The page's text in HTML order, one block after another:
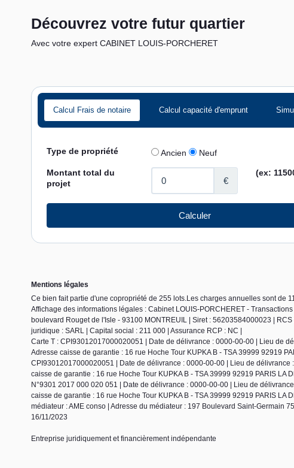
Découvrez votre futur quartier
Avec votre expert CABINET LOUIS-PORCHERET
Calcul Frais de notaire Calcul capacité d'emprunt
Mentions légales
Ce bien fait partie d'une copropriété de 255 lots.Les charges annuelles sont de
Affichage des informations légales : Cabinet LOUIS-PORCHERET -
boulevard Rouget de l'Isle - 93100 MONTREUIL | Siret : 56203584000023 |
juridique : SARL | Capital social : 211 000 | Assurance RCP : NC |
Carte T : CPI93012017000020051 | Date de délivrance : 0000-00-00 | Lieu de
Adresse caisse de garantie : 16 rue Hoche Tour KUPKA B - TSA 39999 92919
CPI93012017000020051 | Date de délivrance : 0000-00-00 | Lieu de
caisse de garantie : 16 rue Hoche Tour KUPKA B - TSA 39999 92919 PARIS
N°9301 2017 000 020 051 | Date de délivrance : 0000-00-00 | Lieu de
caisse de garantie : 16 rue Hoche Tour KUPKA B - TSA 39999 92919 PARIS
médiateur : AME conso | Adresse du médiateur : 197 Boulevard Saint-Germain
16/11/2023
Entreprise juridiquement et financièrement indépendante